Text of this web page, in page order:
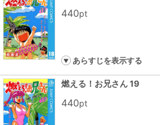
440pt
あらすじを表示する
燃える！お兄さん 19
440pt